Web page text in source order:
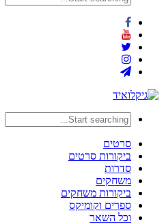
סרטים
ביקורות סרטים
סדרות
משחקים
ביקורות משחקים
ספרים וקומיקס
וכל השאר